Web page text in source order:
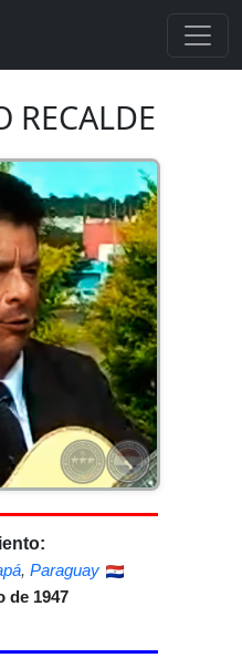
RECALDE
, Paraguay
de 1947